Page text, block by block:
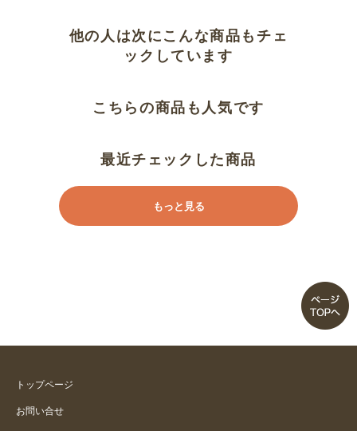
他の人は次にこんな商品もチェ
ックしています
こちらの商品も人気です
最近チェックした商品
もっと見る
トップページ
お問い合せ